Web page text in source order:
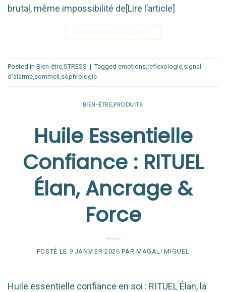
brutal, même impossibilité de[Lire l’article]
Posted in Bien-être,STRESS | Tagged emotions,reflexologie,signal
d'alarme,sommeil ,sophrologie
BIEN-ÊTRE,PRODUITS
Huile Essentielle
Confiance : RITUEL
Élan, Ancrage &
Force
POSTÉ LE 9 JANVIER 2026 PAR MAGALI MIGUEL
Huile essentielle confiance en soi : RITUEL Élan, la